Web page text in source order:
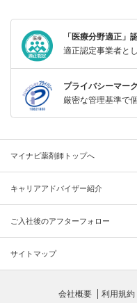
「医療分野適正」
適正認定事業者と
プライバシーマー
厳密な管理基準で
マイナビ薬剤師トップへ
キャリアアドバイザー紹介
ご入社後のアフターフォロー
サイトマップ
会社概要 利用規約